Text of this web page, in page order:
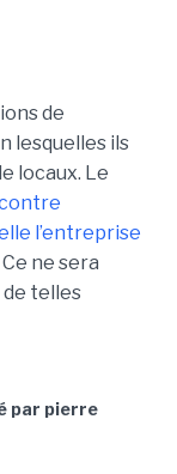
de
lesquelles ils
locaux. Le
l’entreprise
Ce ne sera
telles
par pierre